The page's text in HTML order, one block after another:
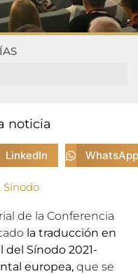
noticia
LinkedIn WhatsApp
, Sínodo
de la Conferencia
la traducción en
Sínodo 2021-
europea, que se